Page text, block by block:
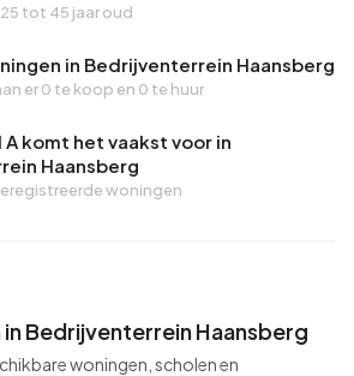
tot 45 jaar oud
in Bedrijventerrein Haansberg
er0 te koop en 0 te huur
komt het vaakst voor in
Haansberg
woningen
Bedrijventerrein Haansberg
woningen, scholen en